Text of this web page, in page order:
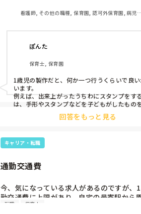
がら、何人かずつよんで、やっています。
アイデアや、工夫など、何でもいいので、
い。
看護師, その他の職種, 保育園, 認可外保育園, 病児保
ぽんた
保育士, 保育園
1歳児の製作だと、何か一つ行うくらいで良
います。
例えば、出来上がったうちわにスタンプをす
は、手形やスタンプなどを子どもがしたもの
うちわの形に切る。1歳児なんて集中できない
味を持って来てくれただけで十分です。
お部屋では、ビニールシートを敷いて、片栗粉
天や春雨遊び、氷遊び、など間食遊びをたくさ
ホールに行っているクラスにお邪魔するのも良
す！
回答をもっと見る
キャリア・転職
通勤交通費
今、気になっている求人があるのですが、
勤交通費に上限があり、自宅の最寄駅から
までの通勤定期代が5,000円ほどオーバーし
転職 保育士